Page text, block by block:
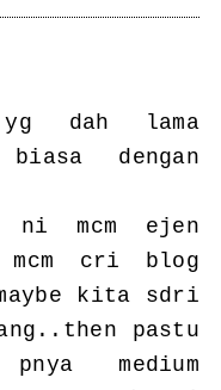
dah lama
dengan
ni mcm ejen
cri blog
kita sdri
pastu
medium